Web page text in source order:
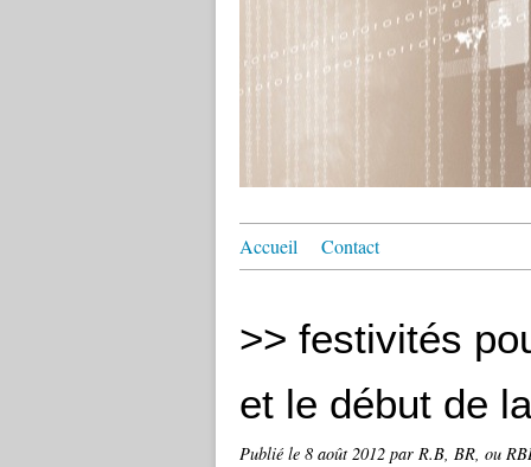
Accueil Contact
>> festivités
et le début de
Publié le 8 août 2012 par R.B, BR, ou